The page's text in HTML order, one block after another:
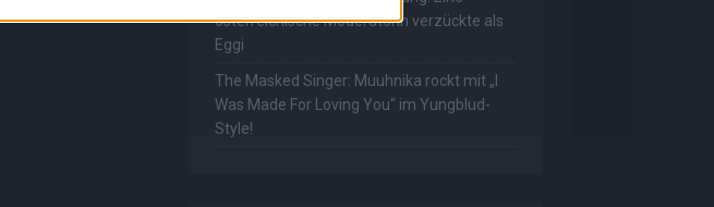
österreichische Moderatorin verzückte als
Eggi
The Masked Singer: Muuhnika rockt mit „I
Was Made For Loving You“ im Yungblud-
Style!